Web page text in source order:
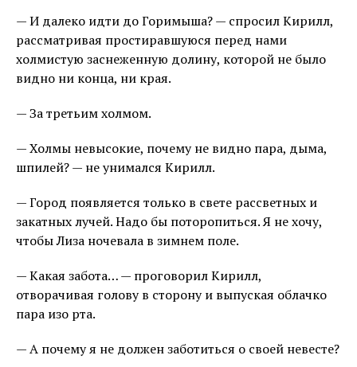
— И далеко идти до Горимыша? — спросил Кирилл,
рассматривая простиравшуюся перед нами
холмистую заснеженную долину, которой не было
видно ни конца, ни края.
— За третьим холмом.
— Холмы невысокие, почему не видно пара, дыма,
шпилей? — не унимался Кирилл.
— Город появляется только в свете рассветных и
закатных лучей. Надо бы поторопиться. Я не хочу,
чтобы Лиза ночевала в зимнем поле.
— Какая забота… — проговорил Кирилл,
отворачивая голову в сторону и выпуская облачко
пара изо рта.
— А почему я не должен заботиться о своей невесте?